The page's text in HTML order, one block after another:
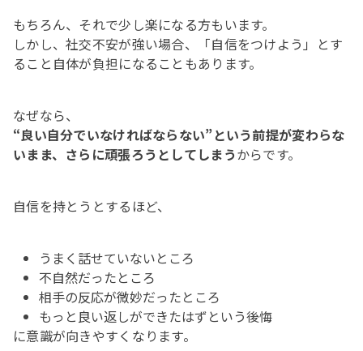
もちろん、それで少し楽になる方もいます。
しかし、社交不安が強い場合、「自信をつけよう」とす
ること自体が負担になることもあります。
なぜなら、
“良い自分でいなければならない”という前提が変わらな
いまま、さらに頑張ろうとしてしまうからです。
自信を持とうとするほど、
うまく話せていないところ
不自然だったところ
相手の反応が微妙だったところ
もっと良い返しができたはずという後悔
に意識が向きやすくなります。